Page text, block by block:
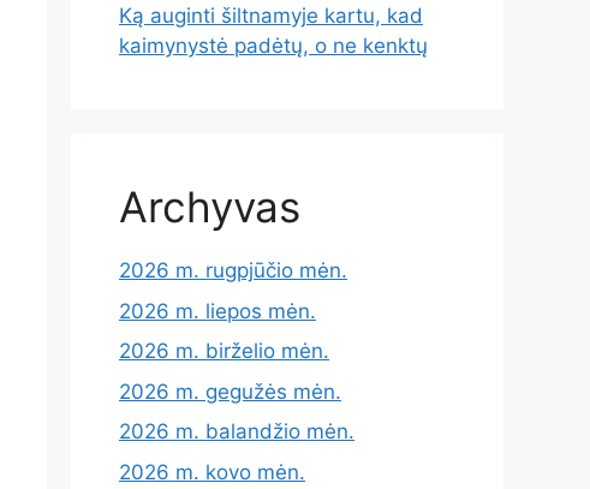
Ką auginti šiltnamyje kartu, kad
kaimynystė padėtų, o ne kenktų
Archyvas
2026 m. rugpjūčio mėn.
2026 m. liepos mėn.
2026 m. birželio mėn.
2026 m. gegužės mėn.
2026 m. balandžio mėn.
2026 m. kovo mėn.